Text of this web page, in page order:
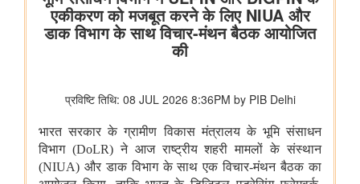
महिला एवं बाल विकास मंत्रालय
केंद्रीय मंत्री श्रीमती अन्नपूर्णा देवी ने राष्ट्रीय हथकरघा दिवस पर नागरिकों
भारतीय न्यायपालिका का डिजिटल रूपांतरण
राष्ट्रीय मानव अधिकार आयोग